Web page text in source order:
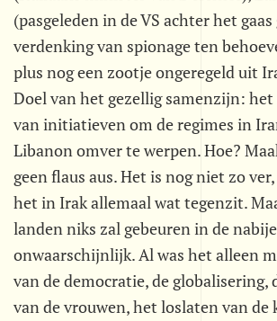
(pasgeleden in de VS achter het
verdenking van spionage ten
plus nog een zootje ongeregeld uit
Doel van het gezellig samenzijn:
van initiatieven om de regimes in
Libanon omver te werpen. Hoe?
geen flaus aus. Het is nog niet zo
het in Irak allemaal wat tegenzit.
landen niks zal gebeuren in de
onwaarschijnlijk. Al was het alleen
van de democratie, de globalisering,
van de vrouwen, het loslaten van de